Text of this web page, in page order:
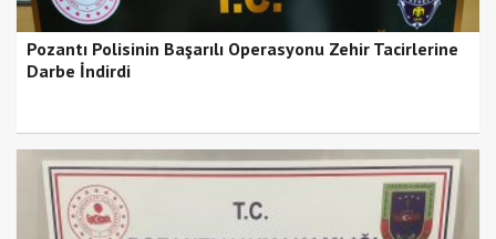
Pozantı Polisinin Başarılı Operasyonu Zehir Tacirlerine
Darbe İndirdi